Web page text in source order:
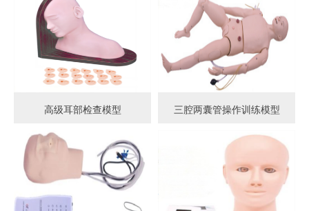
高级耳部检查模型 三腔两囊管操作训练模型